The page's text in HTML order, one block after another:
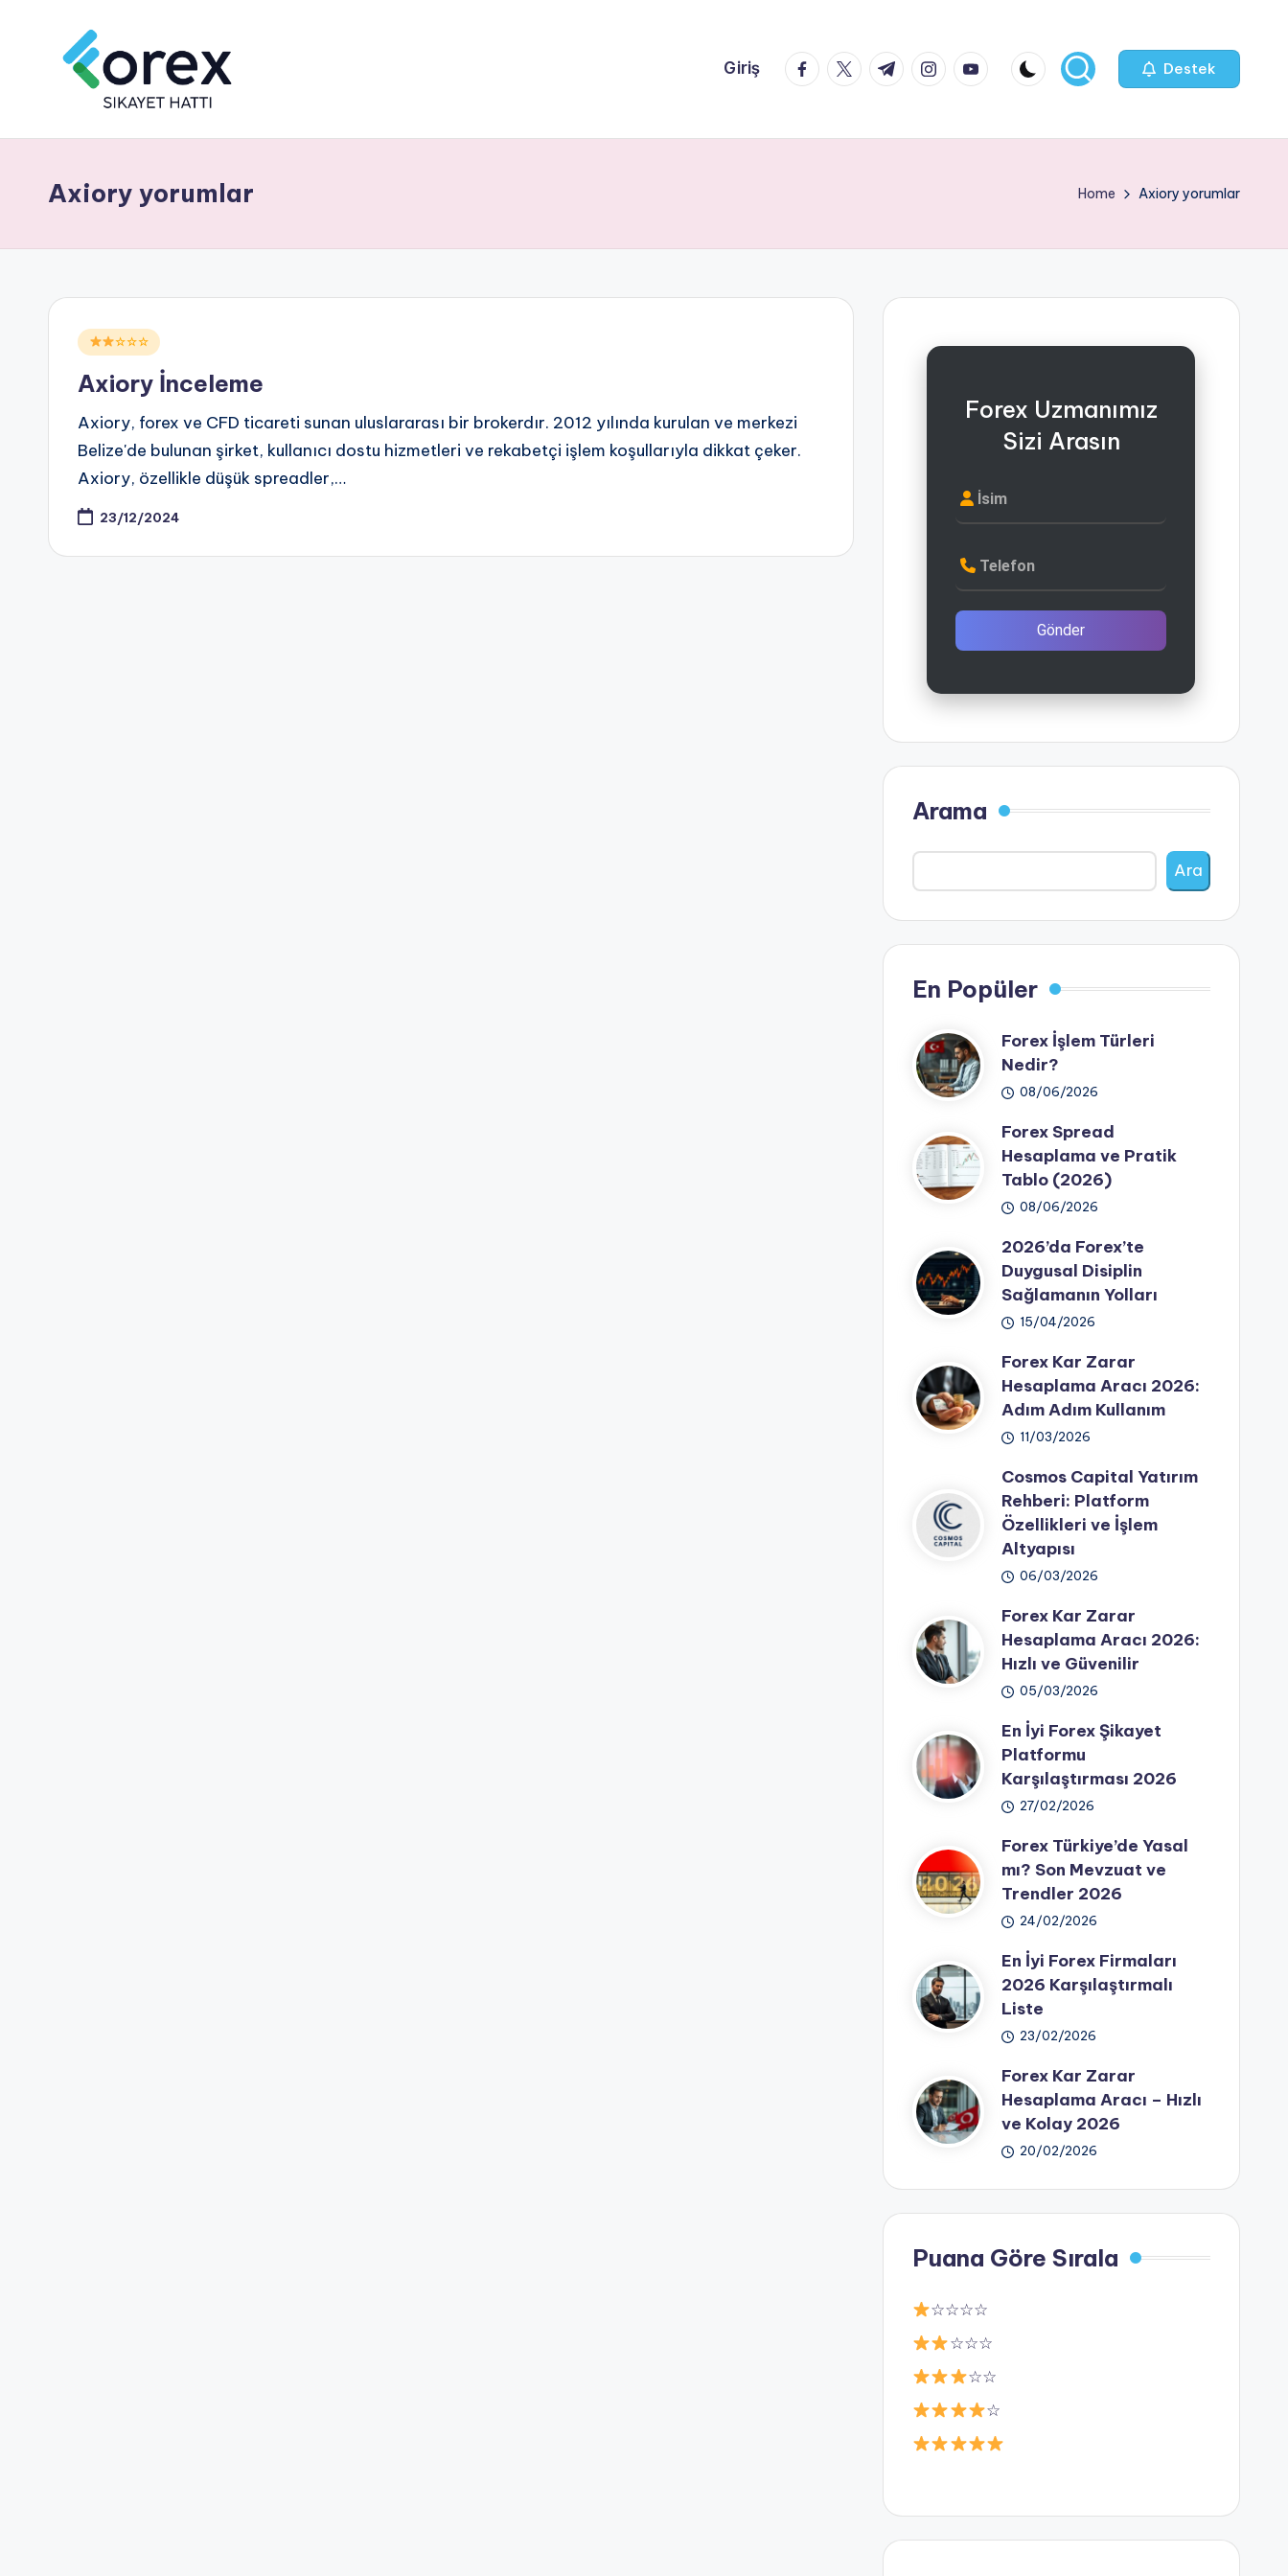
Giriş facebook.com
twitter.com
t.me instagram.com
youtube.com Destek
Axiory yorumlar Home Axiory yorumlar
Posted☆☆☆
Axiory İnceleme
Axiory, forex ve CFD ticareti sunan uluslararası bir brokerdır. 2012 yılında kurulan ve merkezi
Belize'de bulunan şirket, kullanıcı dostu hizmetleri ve rekabetçi işlem koşullarıyla dikkat çeker.
Axiory, özellikle düşük spreadler,…
23/12/2024
Forex Uzmanımız
Sizi Arasın
İsim
Telefon
Gönder
Arama
Ara
En Popüler
Forex İşlem Türleri
Nedir?
08/06/2026
Forex Spread
Hesaplama ve Pratik
Tablo (2026)
08/06/2026
2026’da Forex’te
Duygusal Disiplin
Sağlamanın Yolları
15/04/2026
Forex Kar Zarar
Hesaplama Aracı 2026:
Adım Adım Kullanım
11/03/2026
Cosmos Capital Yatırım
Rehberi: Platform
Özellikleri ve İşlem
Altyapısı
06/03/2026
Forex Kar Zarar
Hesaplama Aracı 2026:
Hızlı ve Güvenilir
05/03/2026
En İyi Forex Şikayet
Platformu
Karşılaştırması 2026
27/02/2026
Forex Türkiye’de Yasal
mı? Son Mevzuat ve
Trendler 2026
24/02/2026
En İyi Forex Firmaları
2026 Karşılaştırmalı
Liste
23/02/2026
Forex Kar Zarar
Hesaplama Aracı – Hızlı
ve Kolay 2026
20/02/2026
Puana Göre Sırala
☆☆☆☆
☆☆☆
☆☆
☆